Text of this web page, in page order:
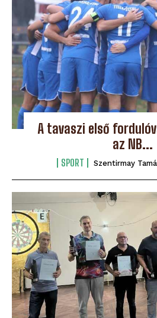
A tavaszi első
az NB...
SPORT Szentirmay